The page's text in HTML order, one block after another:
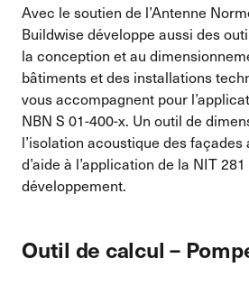
Avec le soutien de l’Antenne
Buildwise développe aussi des
la conception et au
bâtiments et des installations
vous accompagnent pour
NBN S 01-400-x. Un outil de
l’isolation acoustique des façades
d’aide à l’application de la NIT
développement.
Outil de calcul –